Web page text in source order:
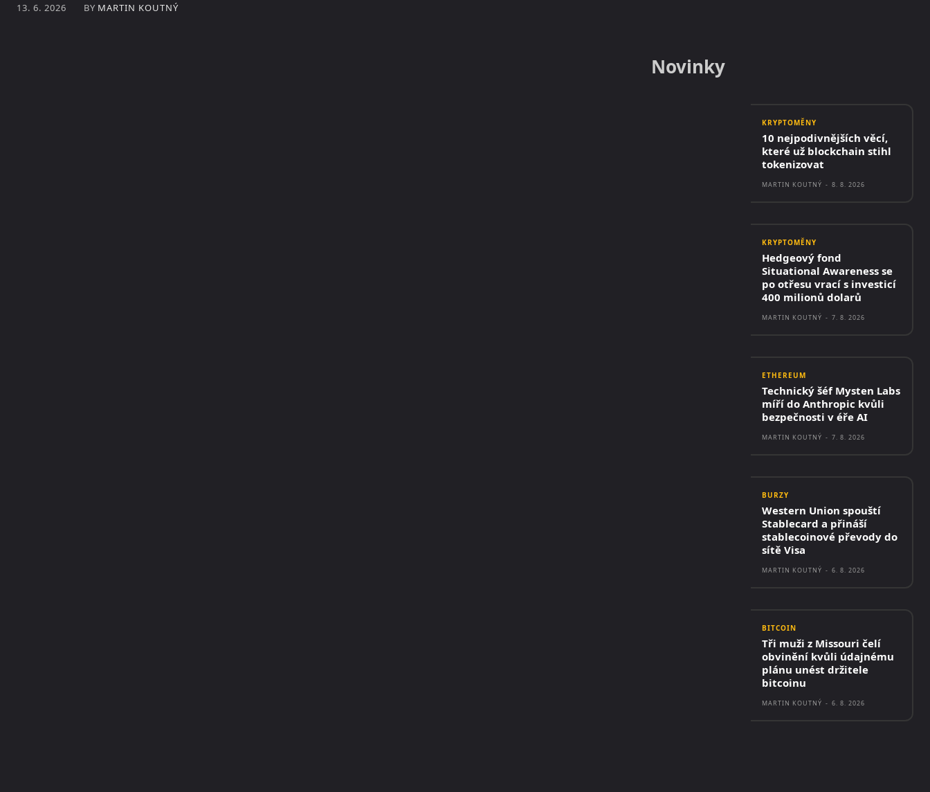
13. 6. 2026 BY MARTIN KOUTNÝ
Novinky
KRYPTOMĚNY
10 nejpodivnějších věcí,
které už blockchain stihl
tokenizovat
MARTIN KOUTNÝ - 8. 8. 2026
KRYPTOMĚNY
Hedgeový fond
Situational Awareness se
po otřesu vrací s investicí
400 milionů dolarů
MARTIN KOUTNÝ - 7. 8. 2026
ETHEREUM
Technický šéf Mysten Labs
míří do Anthropic kvůli
bezpečnosti v éře AI
MARTIN KOUTNÝ - 7. 8. 2026
BURZY
Western Union spouští
Stablecard a přináší
stablecoinové převody do
sítě Visa
MARTIN KOUTNÝ - 6. 8. 2026
BITCOIN
Tři muži z Missouri čelí
obvinění kvůli údajnému
plánu unést držitele
bitcoinu
MARTIN KOUTNÝ - 6. 8. 2026